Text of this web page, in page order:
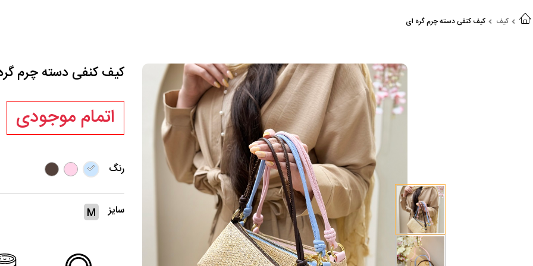
کیف کیف کنفی دسته چرم گره ای
کیف کنفی دسته چرم
اتمام موجودی
رنگ
سایز M